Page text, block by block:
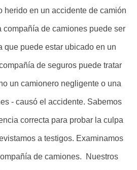
herido en un accidente de camión
compañía de camiones puede ser
que puede estar ubicado en un
de seguros puede tratar
un camionero negligente o una
- causó el accidente. Sabemos
correcta para probar la culpa
a testigos. Examinamos
de camiones. Nuestros